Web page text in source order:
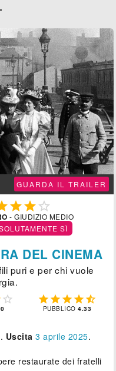
GUARDA IL TRAILER
 
- GIUDIZIO MEDIO
SÌ
DEL CINEMA
puri e per chi vuole
     
PUBBLICO4.33
Uscita 3 aprile 2025.
restaurate dei fratelli